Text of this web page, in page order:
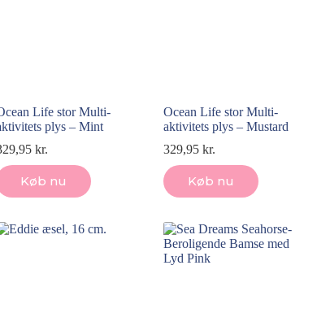
Life stor Multi-
plys – Mint
kr.
Køb nu
Ocean Life stor Multi-
aktivitets plys – Mustard
329,95kr.
Køb nu